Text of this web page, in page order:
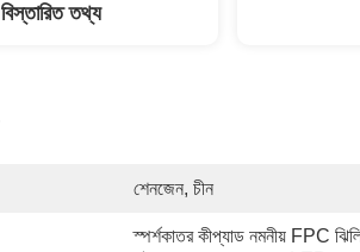
বিস্তারিত তথ্য
শেনজেন, চীন
স্পর্শকাতর কীপ্যাড নমনীয় FPC